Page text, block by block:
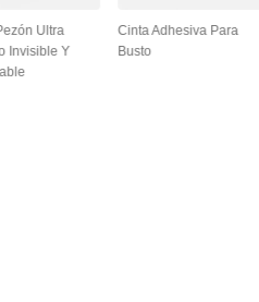
Ultra
Invisible Y
Cinta Adhesiva Para
Busto